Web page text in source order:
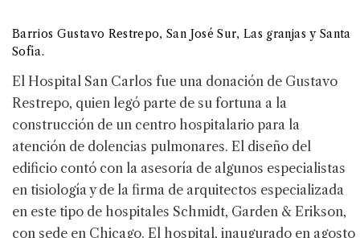
Barrios Gustavo Restrepo, San José Sur, Las granjas y Santa
Sofía.
El Hospital San Carlos fue una donación de Gustavo
Restrepo, quien legó parte de su fortuna a la
construcción de un centro hospitalario para la
atención de dolencias pulmonares. El diseño del
edificio contó con la asesoría de algunos especialistas
en tisiología y de la firma de arquitectos especializada
en este tipo de hospitales Schmidt, Garden & Erikson,
con sede en Chicago. El hospital, inaugurado en agosto